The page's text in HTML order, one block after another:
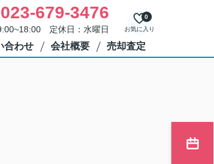
023-679-3476
定休日：水曜日 お気に入り
0
合わせ 会社概要 売却査定